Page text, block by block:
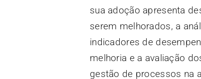
sua adoção apresenta
serem melhorados, a
indicadores de
melhoria e a avaliação
gestão de processos na